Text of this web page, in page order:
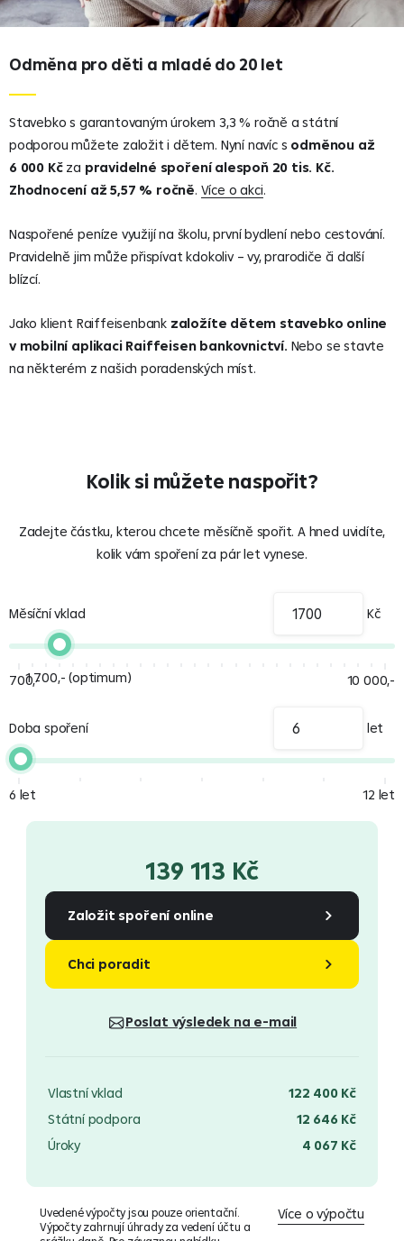
Odměna pro děti a mladé do 20 let
Stavebko s garantovaným úrokem 3,3 % ročně a státní
podporou můžete založit i dětem. Nyní navíc s odměnou až
6 000 Kčza pravidelné spoření alespoň 20 tis. Kč.
Zhodnocení až 5,57 % ročně. Více o akci.
Naspořené peníze využijí na školu, první bydlení nebo cestování.
Pravidelně jim může přispívat kdokoliv – vy, prarodiče či další
blízcí.
Jako klient Raiffeisenbank založíte dětem stavebko online
v mobilní aplikaci Raiffeisen bankovnictví. Nebo se stavte
na některém z našich poradenských míst.
Kolik si můžete naspořit?
Zadejte částku, kterou chcete měsíčně spořit. A hned uvidíte,
kolik vám spoření za pár let vynese.
Měsíční vklad Kč
700,-1 700,- (optimum) 10 000,-
Doba spoření let
6 let 12 let
139 113 Kč
Založit spoření online
Chci poradit
Poslat výsledek na e-mail
Vlastní vklad
122 400 Kč
Státní podpora
12 646 Kč
Úroky
4 067 Kč
Uvedené výpočty jsou pouze orientační.
Výpočty zahrnují úhrady za vedení účtu a
Více o výpočtu